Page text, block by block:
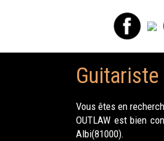
Vous êtes en
OUTLAW est bien
Albi(81000).